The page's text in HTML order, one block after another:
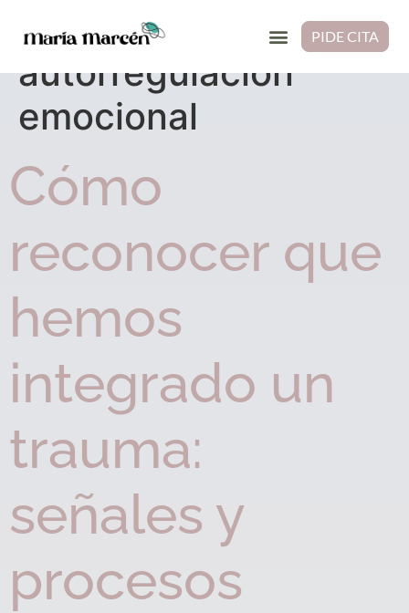
PIDE CITA
Etiqueta:
autorregulación
emocional
Cómo
reconocer que
hemos
integrado un
trauma:
señales y
procesos